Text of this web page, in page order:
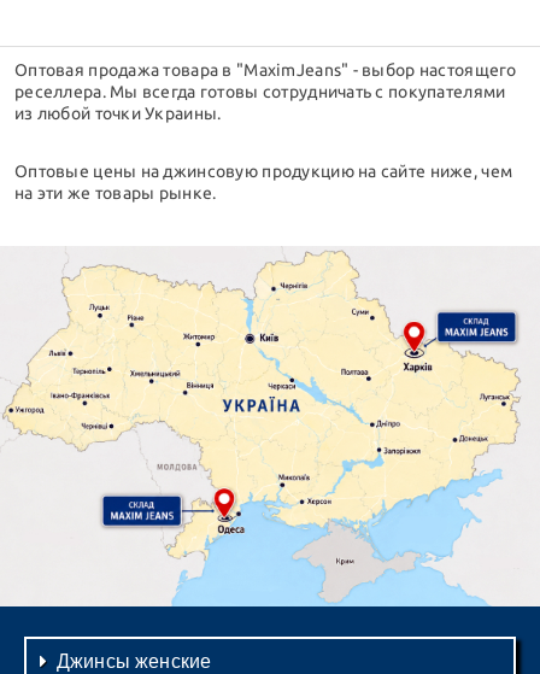
Оптовая продажа товара в "MaximJeans" - выбор настоящего
реселлера. Мы всегда готовы сотрудничать с покупателями
из любой точки Украины.
Оптовые цены на джинсовую продукцию на сайте ниже, чем
на эти же товары рынке.
Джинсы женские